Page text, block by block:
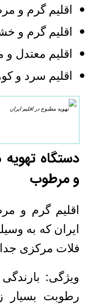
اقلیم گرم و
اقلیم گرم و
اقلیم معتدل
اقلیم سرد و
دستگاه
و مرطوب
اقلیم گرم و
ایران که به
فلات مرکزی
ویژگی:
رطوبت بسیار